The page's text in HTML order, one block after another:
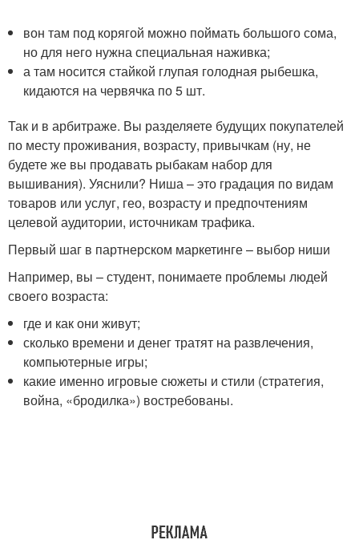
вон там под корягой можно поймать большого сома,
но для него нужна специальная наживка;
а там носится стайкой глупая голодная рыбешка,
кидаются на червячка по 5 шт.
Так и в арбитраже. Вы разделяете будущих покупателей
по месту проживания, возрасту, привычкам (ну, не
будете же вы продавать рыбакам набор для
вышивания). Уяснили? Ниша – это градация по видам
товаров или услуг, гео, возрасту и предпочтениям
целевой аудитории, источникам трафика.
Первый шаг в партнерском маркетинге – выбор ниши
Например, вы – студент, понимаете проблемы людей
своего возраста:
где и как они живут;
сколько времени и денег тратят на развлечения,
компьютерные игры;
какие именно игровые сюжеты и стили (стратегия,
война, «бродилка») востребованы.